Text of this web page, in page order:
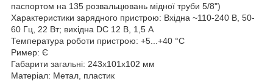
паспортом на 135 розвальцювань мідної труби 5/8")
Характеристики зарядного пристрою: Вхідна ~110-240 В, 50-
60 Гц, 22 Вт; вихідна DC 12 В, 1,5 А
Температура роботи пристрою: +5...+40 °С
Ример: Є
Габарити загальні: 243х101х102 мм
Матеріал: Метал, пластик